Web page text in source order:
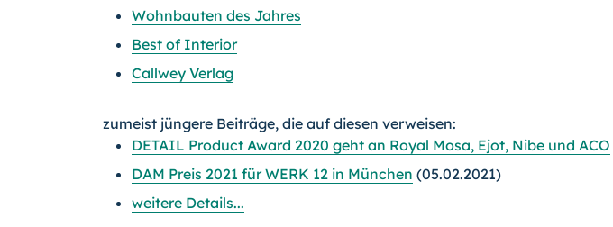
Wohnbauten des Jahres
Best of Interior
Callwey Verlag
zumeist jüngere Beiträge, die auf diesen verweisen:
DETAIL Product Award 2020 geht an Royal Mosa, Ejot, Nibe und ACO
DAM Preis 2021 für WERK 12 in München (05.02.2021)
weitere Details...